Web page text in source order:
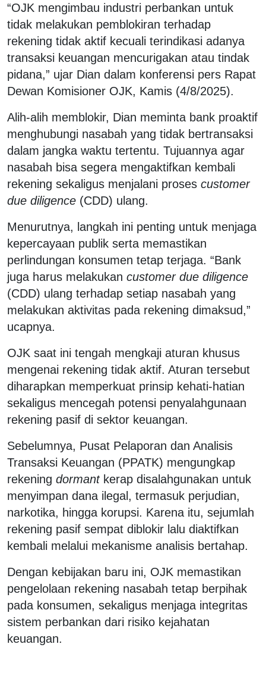
“OJK mengimbau industri perbankan untuk
tidak melakukan pemblokiran terhadap
rekening tidak aktif kecuali terindikasi adanya
transaksi keuangan mencurigakan atau tindak
pidana,” ujar Dian dalam konferensi pers Rapat
Dewan Komisioner OJK, Kamis (4/8/2025).
Alih-alih memblokir, Dian meminta bank proaktif
menghubungi nasabah yang tidak bertransaksi
dalam jangka waktu tertentu. Tujuannya agar
nasabah bisa segera mengaktifkan kembali
rekening sekaligus menjalani proses customer
due diligence (CDD) ulang.
Menurutnya, langkah ini penting untuk menjaga
kepercayaan publik serta memastikan
perlindungan konsumen tetap terjaga. “Bank
juga harus melakukan customer due diligence
(CDD) ulang terhadap setiap nasabah yang
melakukan aktivitas pada rekening dimaksud,”
ucapnya.
OJK saat ini tengah mengkaji aturan khusus
mengenai rekening tidak aktif. Aturan tersebut
diharapkan memperkuat prinsip kehati-hatian
sekaligus mencegah potensi penyalahgunaan
rekening pasif di sektor keuangan.
Sebelumnya, Pusat Pelaporan dan Analisis
Transaksi Keuangan (PPATK) mengungkap
rekening dormantkerap disalahgunakan untuk
menyimpan dana ilegal, termasuk perjudian,
narkotika, hingga korupsi. Karena itu, sejumlah
rekening pasif sempat diblokir lalu diaktifkan
kembali melalui mekanisme analisis bertahap.
Dengan kebijakan baru ini, OJK memastikan
pengelolaan rekening nasabah tetap berpihak
pada konsumen, sekaligus menjaga integritas
sistem perbankan dari risiko kejahatan
keuangan.